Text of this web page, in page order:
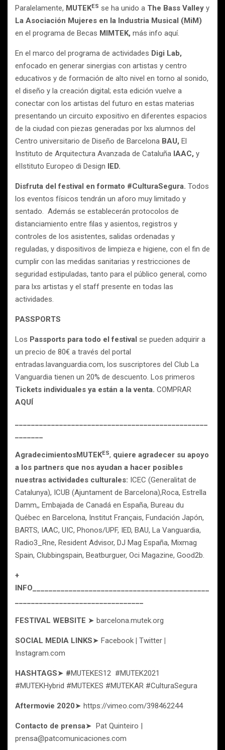
Paralelamente, MUTEKES se ha unido a The Bass Valley y
La Asociación Mujeres en la Industria Musical (MiM)
en el programa de Becas MIMTEK, más info aquí.
En el marco del programa de actividades Digi Lab,
enfocado en generar sinergias con artistas y centro
educativos y de formación de alto nivel en torno al sonido,
el diseño y la creación digital; esta edición vuelve a
conectar con los artistas del futuro en estas materias
presentando un circuito expositivo en diferentes espacios
de la ciudad con piezas generadas por lxs alumnos del
Centro universitario de Diseño de Barcelona BAU, El
Instituto de Arquitectura Avanzada de Cataluña IAAC, y
elIstituto Europeo di Design IED.
Disfruta del festival en formato #CulturaSegura. Todos
los eventos físicos tendrán un aforo muy limitado y
sentado. Además se establecerán protocolos de
distanciamiento entre filas y asientos, registros y
controles de los asistentes, salidas ordenadas y
reguladas, y dispositivos de limpieza e higiene, con el fin de
cumplir con las medidas sanitarias y restricciones de
seguridad estipuladas, tanto para el público general, como
para lxs artistas y el staff presente en todas las
actividades.
PASSPORTS
Los Passports para todo el festival se pueden adquirir a
un precio de 80€ a través del portal
entradas.lavanguardia.com, los suscriptores del Club La
Vanguardia tienen un 20% de descuento. Los primeros
Tickets individuales ya están a la venta. COMPRAR
AQUÍ
AgradecimientosMUTEKES, quiere agradecer su apoyo
a los partners que nos ayudan a hacer posibles
nuestras actividades culturales: ICEC (Generalitat de
Catalunya), ICUB (Ajuntament de Barcelona),Roca, Estrella
Damm,, Embajada de Canadá en España, Bureau du
Québec en Barcelona, Institut Français, Fundación Japón,
BARTS, IAAC, UIC, Phonos/UPF, IED, BAU, La Vanguardia,
Radio3_Rne, Resident Advisor, DJ Mag España, Mixmag
Spain, Clubbingspain, Beatburguer, Oci Magazine, Good2b.
+
INFO
FESTIVAL WEBSITE ➤ barcelona.mutek.org
SOCIAL MEDIA LINKS➤ Facebook | Twitter |
Instagram.com
HASHTAGS➤ #MUTEKES12 #MUTEK2021
#MUTEKHybrid #MUTEKES #MUTEKAR #CulturaSegura
Aftermovie 2020➤ https://vimeo.com/398462244
Contacto de prensa➤ Pat Quinteiro |
prensa@patcomunicaciones.com